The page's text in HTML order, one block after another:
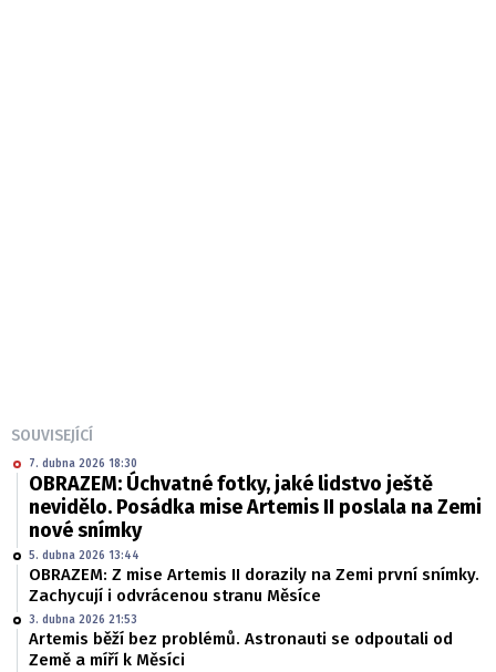
SOUVISEJÍCÍ
7. dubna 2026 18:30
OBRAZEM: Úchvatné fotky, jaké lidstvo ještě
nevidělo. Posádka mise Artemis II poslala na Zemi
nové snímky
5. dubna 2026 13:44
OBRAZEM: Z mise Artemis II dorazily na Zemi první snímky.
Zachycují i odvrácenou stranu Měsíce
3. dubna 2026 21:53
Artemis běží bez problémů. Astronauti se odpoutali od
Země a míří k Měsíci